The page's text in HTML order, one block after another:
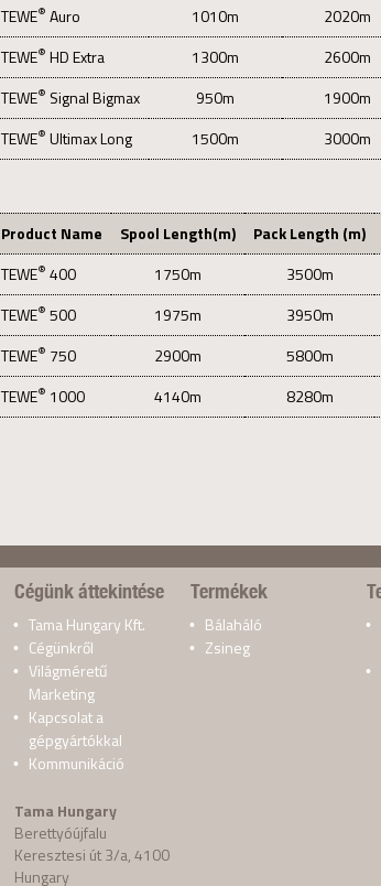
TEWE® Auro 1010m 2020m
TEWE® HD Extra 1300m 2600m
TEWE® Signal Bigmax 950m 1900m
TEWE® Ultimax Long 1500m 3000m
Product Name Spool Length(m) Pack Length (m)
TEWE® 400 1750m 3500m
TEWE® 500 1975m 3950m
TEWE® 750 2900m 5800m
TEWE® 1000 4140m 8280m
Cégünk áttekintése
Tama Hungary Kft.
Cégünkről
Világméretű
Marketing
Kapcsolat a
gépgyártókkal
Kommunikáció
Termékek
Bálaháló
Zsineg
Tama Hungary
Berettyóújfalu
Keresztesi út 3/a, 4100
Hungary